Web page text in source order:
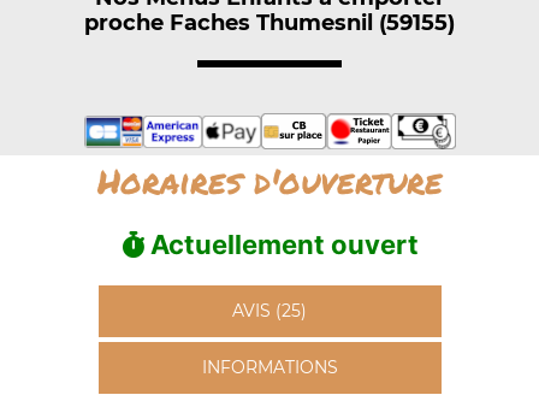
proche Faches Thumesnil (59155)
Horaires d'ouverture
Actuellement ouvert
AVIS (25)
INFORMATIONS